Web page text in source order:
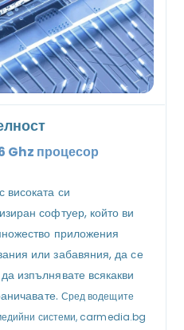
Ghz процесор
високата си
софтуер, който ви
приложения
или забавяния, да се
изпълнявате всякакви
Сред водещите
системи, carmedia.bg